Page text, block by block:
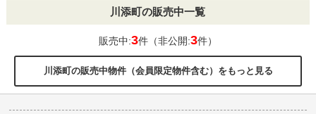
川添町の販売中一覧
販売中:3件（非公開:3件）
川添町の販売中物件（会員限定物件含む）をもっと見る